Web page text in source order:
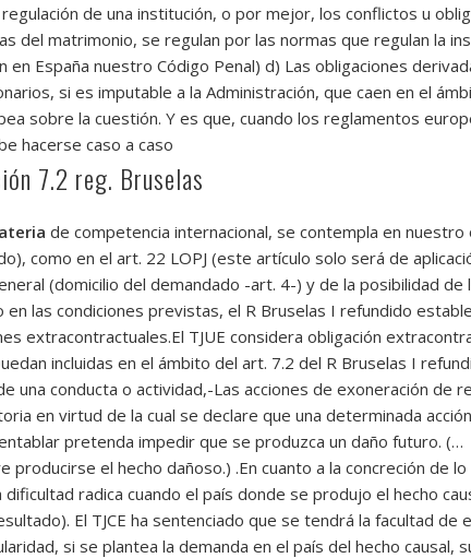
de una institución, o por mejor, los conflictos u
del matrimonio, se regulan por las normas que regulan la
en España nuestro Código Penal) d) Las obligaciones
si es imputable a la Administración, que caen en el
sobre la cuestión. Y es que, cuando los reglamentos
hacerse caso a caso
7.2 reg. Bruselas
de competencia internacional, se contempla en
como en el art. 22 LOPJ (este artículo solo será de
(domicilio del demandado -art. 4-) y de la posibilidad
las condiciones previstas, el R Bruselas I refundido
extracontractuales.El TJUE considera obligación
incluidas en el ámbito del art. 7.2 del R Bruselas I
una conducta o actividad,-Las acciones de exoneración de
en virtud de la cual se declare que una determinada
pretenda impedir que se produzca un daño futuro. (…
producirse el hecho dañoso.) .En cuanto a la concreción de
radica cuando el país donde se produjo el hecho
El TJCE ha sentenciado que se tendrá la facultad
si se plantea la demanda en el país del hecho causal,